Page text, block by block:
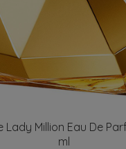
Lady Million Eau De
ml